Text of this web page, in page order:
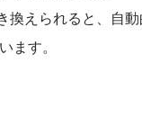
換えられると、自
ます。